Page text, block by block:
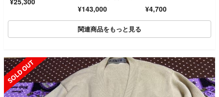
ット カーディガン ブ
ラック 3E2711D8
¥143,000 ¥4,700
関連商品をもっと見る
SOLD OUT